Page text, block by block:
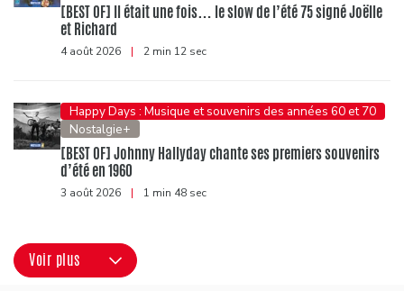
[BEST OF] Il était une fois… le slow de l’été 75 signé Joëlle
et Richard
4 août 2026 | 2 min 12 sec
Happy Days : Musique et souvenirs des années 60 et 70
Nostalgie+
[BEST OF] Johnny Hallyday chante ses premiers souvenirs
d’été en 1960
3 août 2026 | 1 min 48 sec
Voir plus